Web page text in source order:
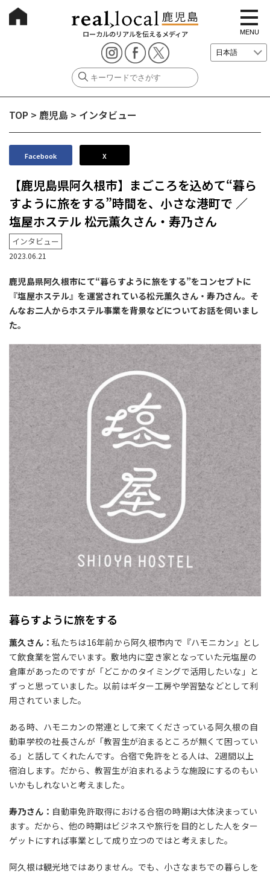
ローカルのリアルを伝えるメディア
t
o
g
g
e
i
i
MENU
TOP > 鹿児島 > インタビュー
Facebook X
【鹿児島県阿久根市】まごころを込めて“暮ら
すように旅をする”時間を、小さな港町で ／
塩屋ホステル 松元薫久さん・寿乃さん
インタビュー
2023.06.21
鹿児島県阿久根市にて“暮らすように旅をする”をコンセプトに
『塩屋ホステル』を運営されている松元薫久さん・寿乃さん。そ
んなお二人からホステル事業を背景などについてお話を伺いまし
た。
暮らすように旅をする
薫久さん：私たちは16年前から阿久根市内で『ハモニカン』とし
て飲食業を営んでいます。敷地内に空き家となっていた元塩屋の
倉庫があったのですが「どこかのタイミングで活用したいな」と
ずっと思っていました。以前はギター工房や学習塾などとして利
用されていました。
ある時、ハモニカンの常連として来てくださっている阿久根の自
動車学校の社長さんが「教習生が泊まるところが無くて困ってい
る」と話してくれたんです。合宿で免許をとる人は、 2週間以上
宿泊します。だから、教習生が泊まれるような施設にするのもい
いかもしれないと考えました。
寿乃さん： 自動車免許取得における合宿の時期は大体決まってい
ます。だから、他の時期はビジネスや旅行を目的とした人をター
ゲットにすれば事業として成り立つのではと考えました。
阿久根は観光地ではありません。でも、小さなまちでの暮らしを